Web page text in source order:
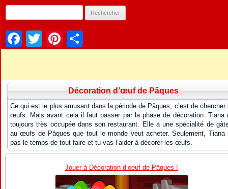
Facebook
TwitterPinterest
Décoration d’œuf de Pâques
Ce qui est le plus amusant dans la période de Pâques, c’est de chercher
œufs. Mais avant cela il faut passer par la phase de décoration. Tiana
toujours très occupée dans son restaurant. Elle a une spécialité de
au œufs de Pâques que tout le monde veut acheter. Seulement, Tiana
pas le temps de tout faire et tu vas l’aider à décorer les œufs.
Jouer à Décoration d’oeuf de Pâques !